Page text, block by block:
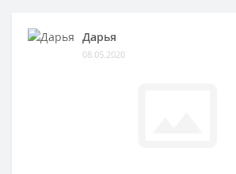
Дарья
08.05.2020